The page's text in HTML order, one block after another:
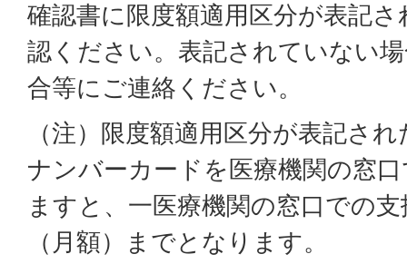
確認書に限度額適用区分が表記
認ください。表記されていない
合等にご連絡ください。
（注）限度額適用区分が表記さ
ナンバーカードを医療機関の窓
ますと、一医療機関の窓口での
（月額）までとなります。